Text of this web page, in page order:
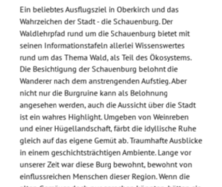
Ein beliebtes Ausflugsziel in Oberkirch und das
Wahrzeichen der Stadt - die Schauenburg. Der
Waldlehrpfad rund um die Schauenburg bietet mit
seinen Informationstafeln allerlei Wissenswertes
rund um das Thema Wald, als Teil des Ökosystems.
Die Besichtigung der Schauenburg belohnt die
Wanderer nach dem anstrengenden Aufstieg. Aber
nicht nur die Burgruine kann als Belohnung
angesehen werden, auch die Aussicht über die Stadt
ist ein wahres Highlight. Umgeben von Weinreben
und einer Hügellandschaft, färbt die idyllische Ruhe
gleich auf das eigene Gemüt ab. Traumhafte Ausblicke
in einem geschichtsträchtigen Ambiente. Lange vor
unserer Zeit war diese Burg bewohnt, bewohnt von
einflussreichen Menschen dieser Region. Wenn die